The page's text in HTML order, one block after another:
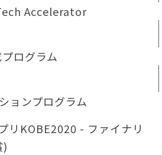
Accelerator
ログラム
ョンプログラム
リKOBE2020 - ファイナリ
)